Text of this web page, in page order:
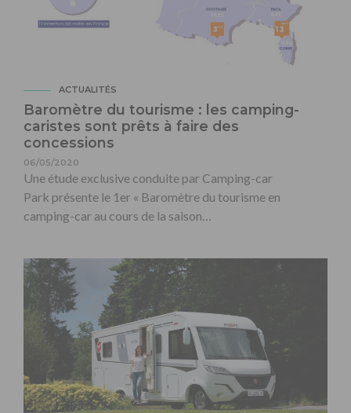
ACTUALITÉS
Baromètre du tourisme : les camping-
caristes sont prêts à faire des
concessions
06/05/2020
Une étude exclusive conduite par Camping-car
Park présente le 1er « Baromètre du tourisme en
camping-car au cours de la saison…